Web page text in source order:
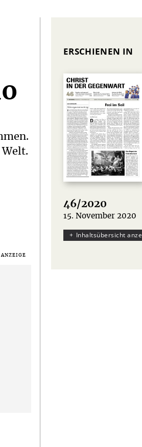
ERSCHIENEN IN
46/2020
:
15. November 2020
Inhaltsübersicht